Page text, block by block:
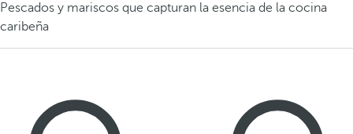
Pescados y mariscos que capturan la esencia de la cocina
caribeña